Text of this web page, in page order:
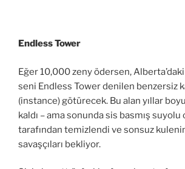
Endless Tower
Eğer 10,000 zeny ödersen,
seni Endless Tower denilen benzersiz
(instance) götürecek. Bu alan yıllar
kaldı – ama sonunda sis basmış
tarafından temizlendi ve sonsuz
savaşçıları bekliyor.